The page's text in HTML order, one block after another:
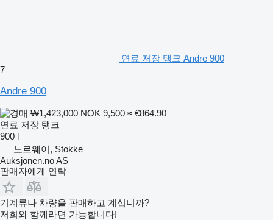
연료 저장 탱크 Andre 900
7
Andre 900
₩1,423,000 NOK 9,500 ≈ €864.90
연료 저장 탱크
900 l
노르웨이, Stokke
Auksjonen.no AS
판매자에게 연락
기계류나 차량을 판매하고 계십니까?
저희와 함께라면 가능합니다!